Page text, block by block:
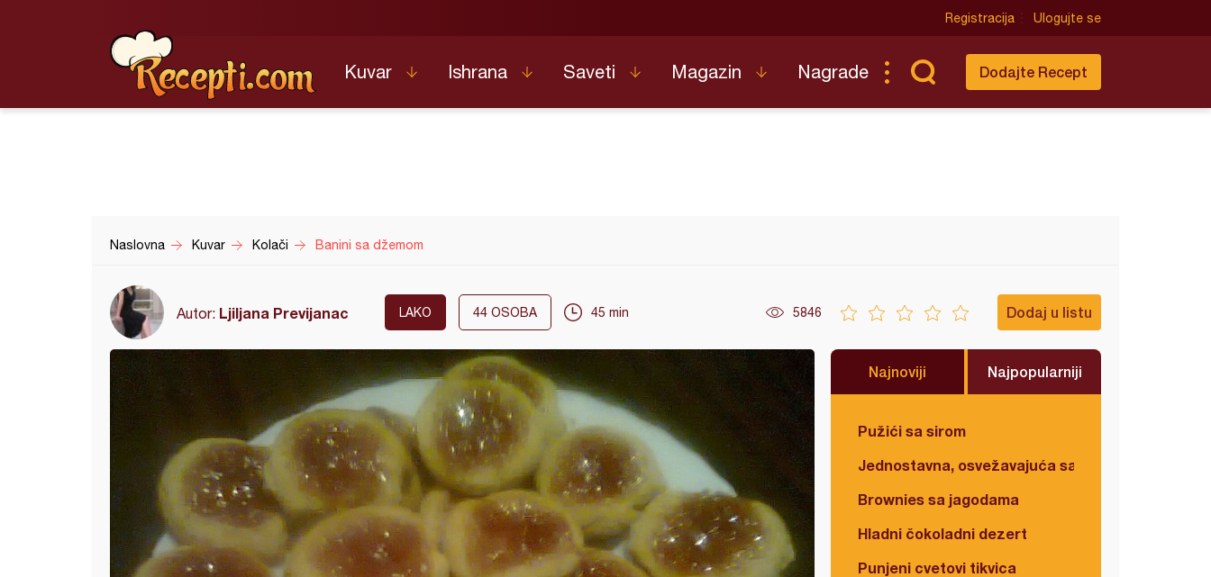
Registracija Ulogujte se
Kuvar Ishrana Saveti Magazin Nagrade Dodajte Recept
Naslovna Kuvar Kolači Banini sa džemom
Autor: Ljiljana Previjanac LAKO 44 OSOBA 45 min 5846 Dodaj u listu
Najnoviji Najpopularniji
Pužići sa sirom
Jednostavna, osvežavajuća salata
Brownies sa jagodama
Hladni čokoladni dezert
Punjeni cvetovi tikvica